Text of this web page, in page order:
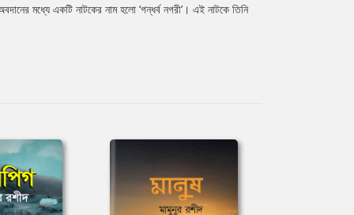
মধ্যে একটি নাটকের নাম হলো ‘গন্ধর্ব নগরী’। এই নাটকে তিনি